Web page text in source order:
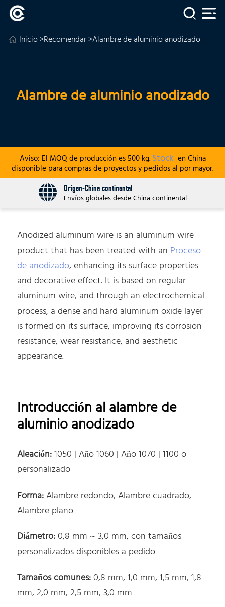
Inicio>Recomendar>Alambre de aluminio anodizado
Alambre de aluminio anodizado
Aviso: El MOQ de producción es 500 kg. Stock en China
disponible para compras de proyectos y pedidos al por mayor.
Origen-China continental
Envíos globales desde China continental
Anodized aluminum wire is an aluminum wire
product that has been treated with an Proceso
de anodizado, enhancing its surface properties
and decorative effect. It is based on regular
aluminum wire, and through an electrochemical
process, a dense and hard aluminum oxide layer
is formed on its surface, improving its corrosion
resistance, wear resistance, and aesthetic
appearance.
Introducción al alambre de
aluminio anodizado
Aleación:1050 | Año 1060 | Año 1070 | 1100 o
personalizado
Forma:Alambre redondo, Alambre cuadrado,
Alambre plano
Diámetro:0,8 mm ~ 3,0 mm, con tamaños
personalizados disponibles a pedido
Tamaños comunes:0,8 mm, 1,0 mm, 1,5 mm, 1,8
mm, 2,0 mm, 2,5 mm, 3,0 mm